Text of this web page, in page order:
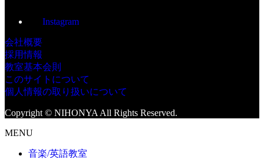
Instagram
会社概要
採用情報
教室基本会則
このサイトについて
個人情報の取り扱いについて
Copyright © NIHONYA All Rights Reserved.
MENU
音楽/英語教室